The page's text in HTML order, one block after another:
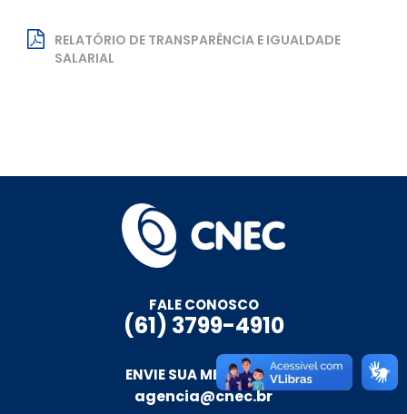
RELATÓRIO DE TRANSPARÊNCIA E IGUALDADE
SALARIAL
FALE CONOSCO
(61) 3799-4910
ENVIE SUA MENSAGEM
agencia@cnec.br